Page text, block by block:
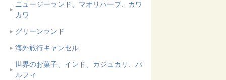
ニュージーランド、マオリハーブ、カワ
カワ
グリーンランド
海外旅行キャンセル
世界のお菓子、インド、カジュカリ、バ
ルフィ